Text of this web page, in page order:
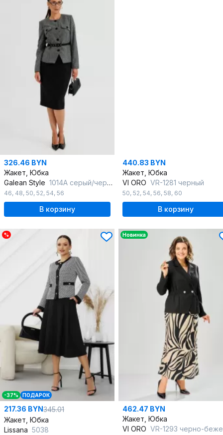
326.46 BYN
Жакет, Юбка
Galean Style 1014А серый/черный
46, 48, 50, 52, 54, 56
В корзину
440.83 BYN
Жакет, Юбка
VI ORO VR-1281 черный
50, 52, 54, 56, 58, 60
В корзину
%
-37% ПОДАРОК
217.36 BYN345.01
Жакет, Юбка
Lissana 5038
Новинка
462.47 BYN
Жакет, Юбка
VI ORO VR-1293 черно-